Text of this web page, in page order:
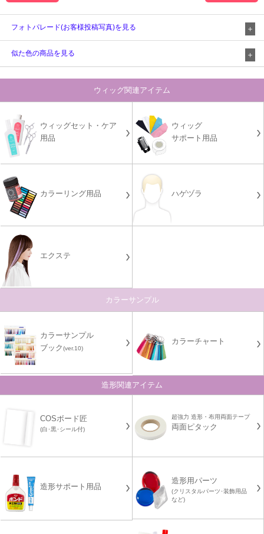
フォトパレード(お客様投稿写真)を見る
似た色の商品を見る
ウィッグ関連アイテム
ウィッグセット・ケア
用品
ウィッグ
サポート用品
カラーリング用品 ハゲヅラ
エクステ
カラーサンプル
カラーサンプル
ブック(ver.10)
カラーチャート
造形関連アイテム
COSボード匠
(白･黒･シール付)
超強力 造形・布用両面テープ
両面ピタック
造形サポート用品
造形用パーツ
(クリスタルパーツ･装飾用品
など)